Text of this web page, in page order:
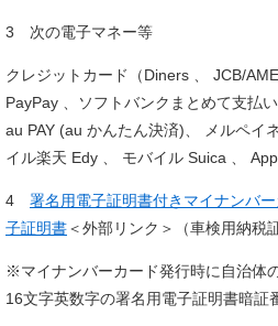
3 次の電子マネー等
クレジットカード（Diners 、 JCB/
PayPay 、ソフトバンクまとめて支払
au PAY (au かんたん決済)、 メルペイ
イル楽天 Edy 、 モバイル Suica 、
4 署名用電子証明書付きマイナンバー
子証明書＜外部リンク＞ （車検用納税
※マイナンバーカード発行時に自治体
16文字英数字の署名用電子証明書暗証